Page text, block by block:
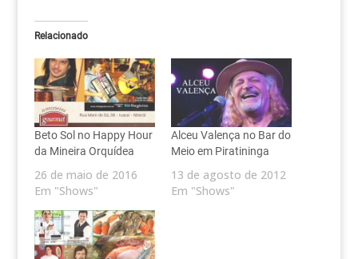
Relacionado
Beto Sol no Happy Hour
da Mineira Orquídea
26 de maio de 2016
Em "Shows"
Alceu Valença no Bar do
Meio em Piratininga
13 de agosto de 2012
Em "Shows"